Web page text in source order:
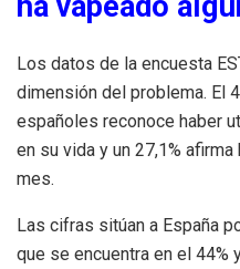
Los datos de la encuesta
dimensión del problema. El
españoles reconoce haber
en su vida y un 27,1%
mes.
Las cifras sitúan a España
que se encuentra en el 44%